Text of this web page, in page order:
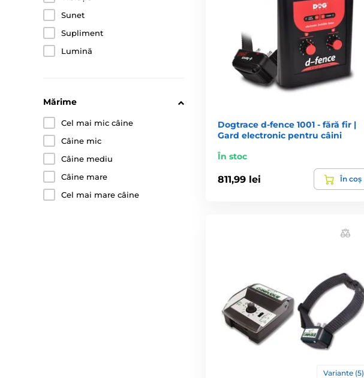
Sunet
Supliment
Lumină
Mărime
Cel mai mic câine
Câine mic
Câine mediu
Câine mare
Cel mai mare câine
Dogtrace d‑fence 1001 - fără fir |
Gard electronic pentru câini
În stoc
811,99 lei În coș
Variante (5)